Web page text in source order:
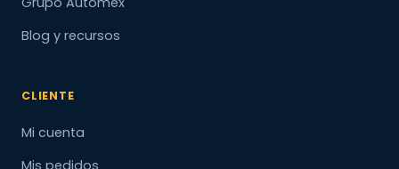
Blog y recursos
CLIENTE
Mi cuenta